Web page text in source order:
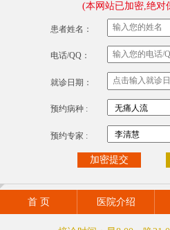
(本网站已加密,绝对
患者姓名：
电话/QQ：
就诊日期：
预约病种 :
预约专家 :
首 页 医院介绍